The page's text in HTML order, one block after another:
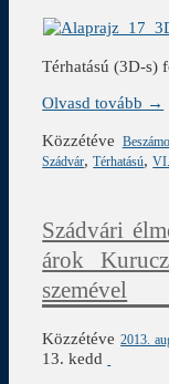
Térhatású (3D-s)
Olvasd tovább →
Közzétéve
Szádvár,Térhatású,
Szádvári
árok
szemével
Közzétéve2013.
13. kedd